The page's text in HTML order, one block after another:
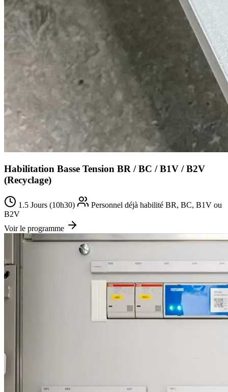
Habilitation Basse Tension BR / BC / B1V / B2V
(Recyclage)
1.5 Jours (10h30)
Personnel déjà habilité BR, BC, B1V ou
B2V
Voir le programme